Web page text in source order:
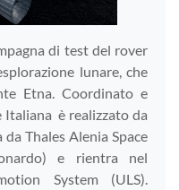
di test del rover
lunare, che
Etna. Coordinato e
Italiana è realizzato da
Thales Alenia Space
e rientra nel
System (ULS).